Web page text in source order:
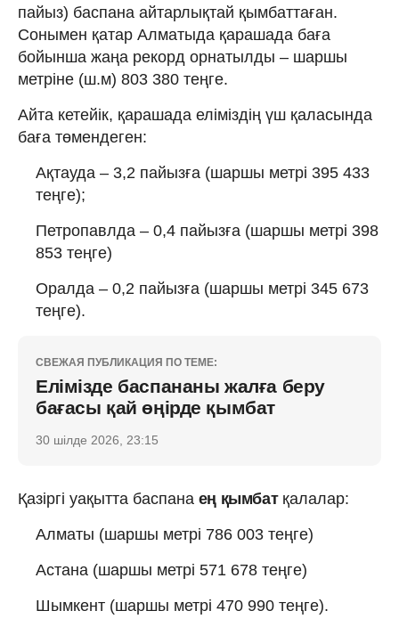
пайыз) баспана айтарлықтай қымбаттаған.
Сонымен қатар Алматыда қарашада баға
бойынша жаңа рекорд орнатылды – шаршы
метріне (ш.м) 803 380 теңге.
Айта кетейік, қарашада еліміздің үш қаласында
баға төмендеген:
Ақтауда – 3,2 пайызға (шаршы метрі 395 433
теңге);
Петропавлда – 0,4 пайызға (шаршы метрі 398
853 теңге)
Оралда – 0,2 пайызға (шаршы метрі 345 673
теңге).
СВЕЖАЯ ПУБЛИКАЦИЯ ПО ТЕМЕ:
Елімізде баспананы жалға беру
бағасы қай өңірде қымбат
30 шілде 2026, 23:15
Қазіргі уақытта баспана ең қымбатқалалар:
Алматы (шаршы метрі 786 003 теңге)
Астана (шаршы метрі 571 678 теңге)
Шымкент (шаршы метрі 470 990 теңге).